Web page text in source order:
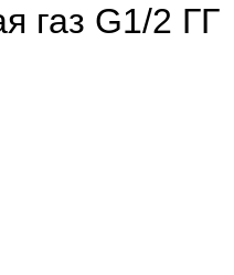
газ G1/2 ГГ